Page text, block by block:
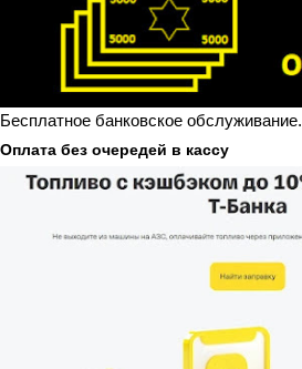
Бесплатное банковское обслуживание.
Оплата без очередей в кассу